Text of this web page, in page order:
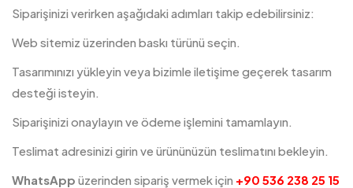
Siparişinizi verirken aşağıdaki adımları takip edebilirsiniz:
Web sitemiz üzerinden baskı türünü seçin.
Tasarımınızı yükleyin veya bizimle iletişime geçerek tasarım
desteği isteyin.
Siparişinizi onaylayın ve ödeme işlemini tamamlayın.
Teslimat adresinizi girin ve ürününüzün teslimatını bekleyin.
WhatsApp üzerinden sipariş vermek için +90 536 238 25 15